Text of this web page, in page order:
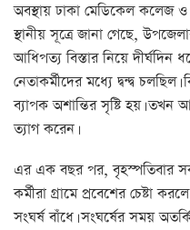
অবস্থায় ঢাকা মেডিকেল কলেজ ও
স্থানীয় সূত্রে জানা গেছে,
আধিপত্য বিস্তার নিয়ে
নেতাকর্মীদের মধ্যে দ্বন্দ্ব
ব্যাপক অশান্তির সৃষ্টি হয়। তখন
ত্যাগ করেন।
এর এক বছর পর, বৃহস্পতিবার
কর্মীরা গ্রামে প্রবেশের চেষ্টা
সংঘর্ষ বাঁধে। সংঘর্ষের সময়